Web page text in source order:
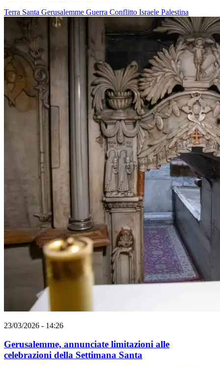
Terra Santa Gerusalemme Guerra Conflitto Israele Palestina
23/03/2026 - 14:26
Gerusalemme, annunciate limitazioni alle
celebrazioni della Settimana Santa